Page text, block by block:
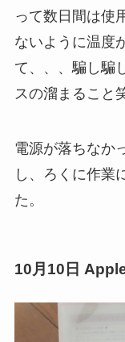
って数日間は使
ないように温度
て、、、騙し騙
スの溜まること
電源が落ちなか
し、ろくに作業
た。
10月10日